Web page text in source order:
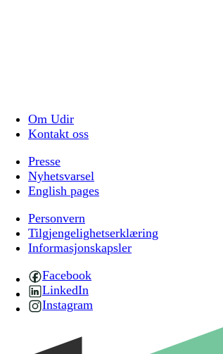
Om Udir
Kontakt oss
Presse
Nyhetsvarsel
English pages
Personvern
Tilgjengelighetserklæring
Informasjonskapsler
Facebook
LinkedIn
Instagram